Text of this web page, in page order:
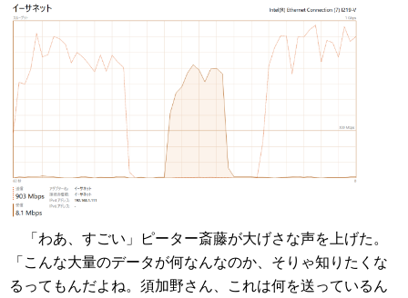
「わあ、すごい」ピーター斎藤が大げさな声を上げた。
「こんな大量のデータが何なんなのか、そりゃ知りたくな
るってもんだよね。須加野さん、これは何を送っているん